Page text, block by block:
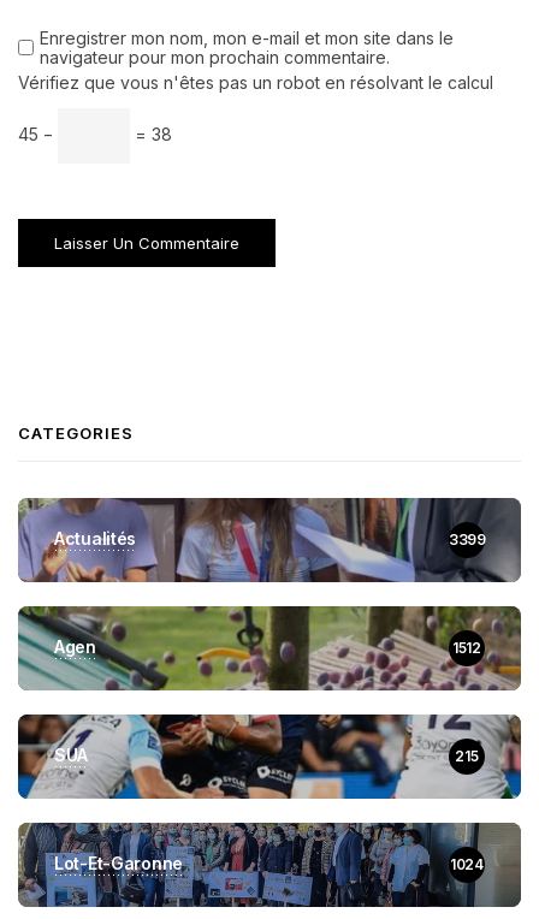
Enregistrer mon nom, mon e-mail et mon site dans le
navigateur pour mon prochain commentaire.
Vérifiez que vous n'êtes pas un robot en résolvant le calcul
45 − = 38
CATEGORIES
Actualités 3399
Agen 1512
SUA 215
Lot-Et-Garonne 1024